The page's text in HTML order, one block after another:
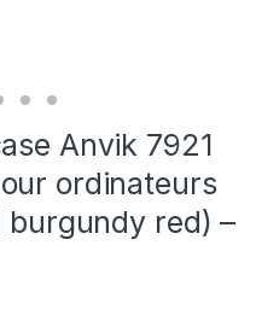
Anvik 7921
ordinateurs
burgundy red) –